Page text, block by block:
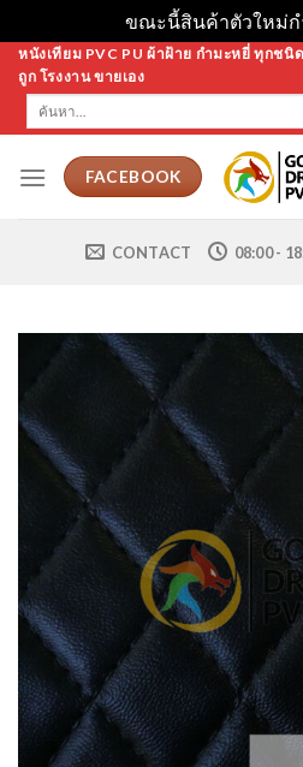
ขณะนี้สินค้าตัวใหม่ก
Skip
content
หนังเทียม PVC PU ผ้าฝ้าย กำมะหยี่ ทุกชนิ
ถูก โรงงาน ขายเอง
ค้นหา:
FACEBOOK
CONTACT 08:00 -